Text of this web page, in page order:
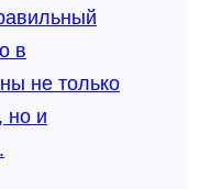
в
не только
но и